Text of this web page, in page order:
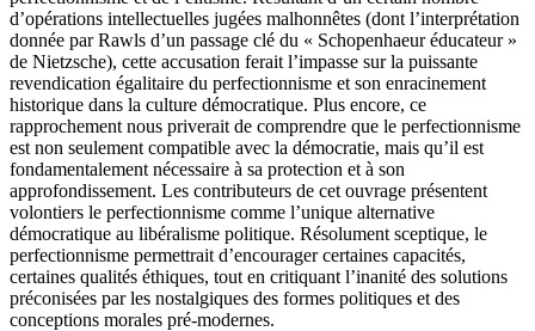
d’opérations intellectuelles jugées malhonnêtes (dont l’interprétation
donnée par Rawls d’un passage clé du « Schopenhaeur éducateur »
de Nietzsche), cette accusation ferait l’impasse sur la puissante
revendication égalitaire du perfectionnisme et son enracinement
historique dans la culture démocratique. Plus encore, ce
rapprochement nous priverait de comprendre que le perfectionnisme
est non seulement compatible avec la démocratie, mais qu’il est
fondamentalement nécessaire à sa protection et à son
approfondissement. Les contributeurs de cet ouvrage présentent
volontiers le perfectionnisme comme l’unique alternative
démocratique au libéralisme politique. Résolument sceptique, le
perfectionnisme permettrait d’encourager certaines capacités,
certaines qualités éthiques, tout en critiquant l’inanité des solutions
préconisées par les nostalgiques des formes politiques et des
conceptions morales pré-modernes.